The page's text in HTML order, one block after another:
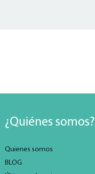
¿Quiénes somos?
Quienes somos
BLOG